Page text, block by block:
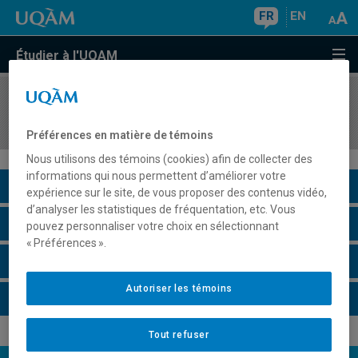
FR EN
Étudier à l'UQAM
COURS//
Description du cours
Horaire - Été 2026
Préférences en matière de témoins
Nous utilisons des témoins (cookies) afin de collecter des
informations qui nous permettent d’améliorer votre
expérience sur le site, de vous proposer des contenus vidéo,
d’analyser les statistiques de fréquentation, etc. Vous
pouvez personnaliser votre choix en sélectionnant
« Préférences ».
Tout refuser
Autoriser les témoins